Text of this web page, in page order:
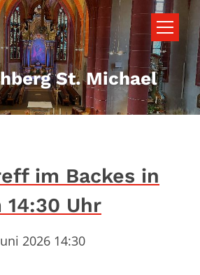
St. Michael
im Backes in
14:30 Uhr
2026 14:30